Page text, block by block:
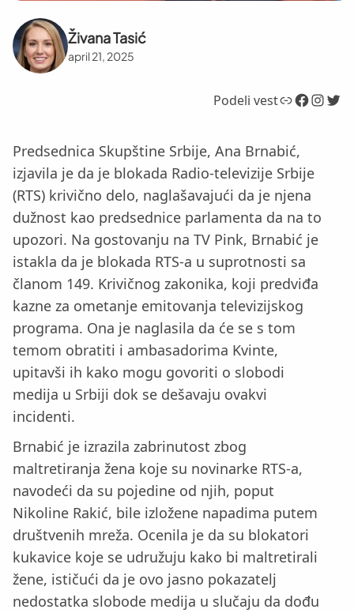
Živana Tasić
april 21, 2025
Podeli vestLink Facebook InstagramTwitter
Predsednica Skupštine Srbije, Ana Brnabić,
izjavila je da je blokada Radio-televizije Srbije
(RTS) krivično delo, naglašavajući da je njena
dužnost kao predsednice parlamenta da na to
upozori. Na gostovanju na TV Pink, Brnabić je
istakla da je blokada RTS-a u suprotnosti sa
članom 149. Krivičnog zakonika, koji predviđa
kazne za ometanje emitovanja televizijskog
programa. Ona je naglasila da će se s tom
temom obratiti i ambasadorima Kvinte,
upitavši ih kako mogu govoriti o slobodi
medija u Srbiji dok se dešavaju ovakvi
incidenti.
Brnabić je izrazila zabrinutost zbog
maltretiranja žena koje su novinarke RTS-a,
navodeći da su pojedine od njih, poput
Nikoline Rakić, bile izložene napadima putem
društvenih mreža. Ocenila je da su blokatori
kukavice koje se udružuju kako bi maltretirali
žene, ističući da je ovo jasno pokazatelj
nedostatka slobode medija u slučaju da dođu